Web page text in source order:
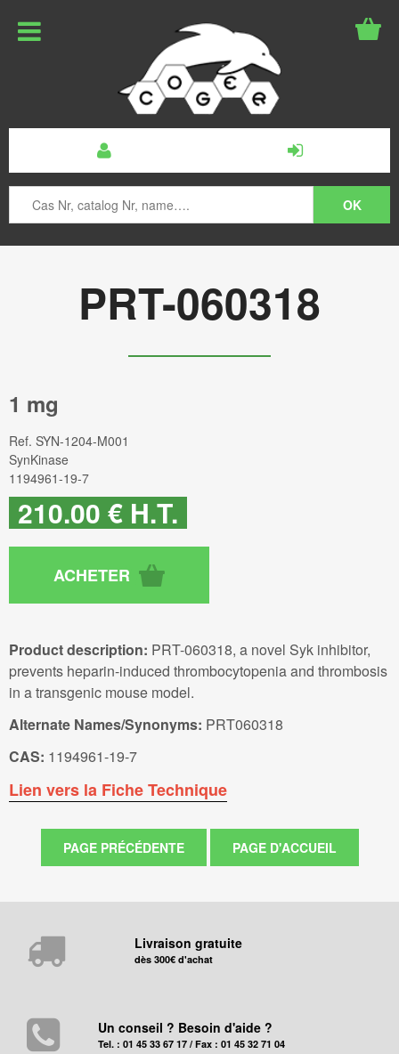
PRT-060318
1 mg
Ref. SYN-1204-M001
SynKinase
1194961-19-7
210.00 € H.T.
Product description: PRT-060318, a novel Syk inhibitor,
prevents heparin-induced thrombocytopenia and thrombosis
in a transgenic mouse model.
Alternate Names/Synonyms: PRT060318
CAS: 1194961-19-7
Lien vers la Fiche Technique
Livraison gratuite
dès 300€ d'achat
Un conseil ? Besoin d'aide ?
Tel. : 01 45 33 67 17 / Fax : 01 45 32 71 04